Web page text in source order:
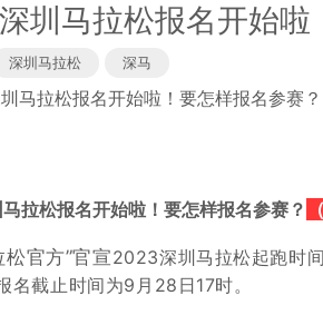
圳马拉松报名开始啦
深圳马拉松 深马
拉松报名开始啦！要怎样报名参赛？ （
松官方”官宣2023深圳马拉松起跑时
名截止时间为9月28日17时。